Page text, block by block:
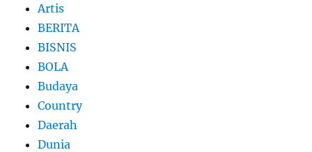
Artis
BERITA
BISNIS
BOLA
Budaya
Country
Daerah
Dunia